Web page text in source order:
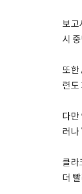
보고
시
또한
련도
다만
러나
클라
더